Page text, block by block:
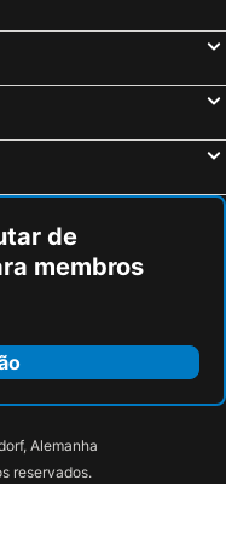
de
membros
Alemanha
reservados.